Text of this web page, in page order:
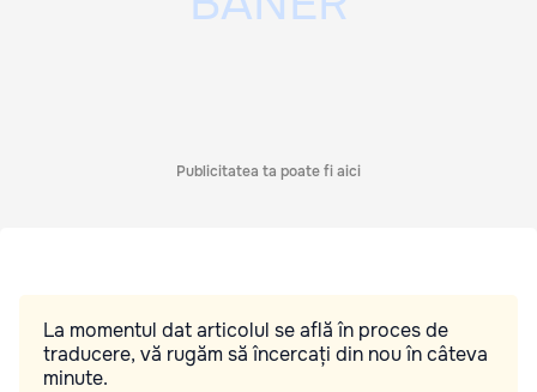
Publicitatea ta poate fi aici
La momentul dat articolul se află în proces de
traducere, vă rugăm să încercați din nou în câteva
minute.